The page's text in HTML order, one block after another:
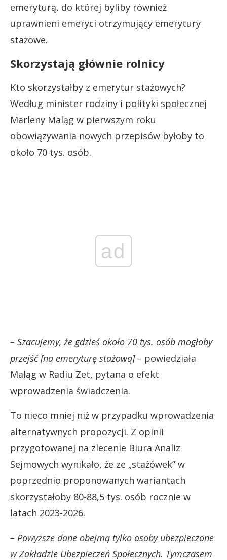
emeryturą, do której byliby również
uprawnieni emeryci otrzymujący emerytury
stażowe.
Skorzystają głównie rolnicy
Kto skorzystałby z emerytur stażowych?
Według minister rodziny i polityki społecznej
Marleny Maląg w pierwszym roku
obowiązywania nowych przepisów byłoby to
około 70 tys. osób.
ad
– Szacujemy, że gdzieś około 70 tys. osób mogłoby
przejść [na emeryturę stażową] – powiedziała
Maląg w Radiu Zet, pytana o efekt
wprowadzenia świadczenia.
To nieco mniej niż w przypadku wprowadzenia
alternatywnych propozycji. Z opinii
przygotowanej na zlecenie Biura Analiz
Sejmowych wynikało, że ze „stażówek” w
poprzednio proponowanych wariantach
skorzystałoby 80-88,5 tys. osób rocznie w
latach 2023-2026.
– Powyższe dane obejmą tylko osoby ubezpieczone
w Zakładzie Ubezpieczeń Społecznych. Tymczasem